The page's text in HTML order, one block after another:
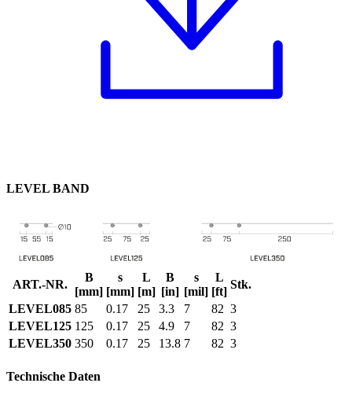
LEVEL BAND
ART.-NR.
B
[mm]
s
[mm]
L
[m]
B
[in]
s
[mil]
L
[ft]
Stk.
LEVEL085 85 0.17 25 3.3 7 82 3
LEVEL125 125 0.17 25 4.9 7 82 3
LEVEL350 350 0.17 25 13.8 7 82 3
Technische Daten